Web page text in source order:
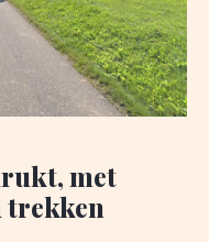
met
trekken